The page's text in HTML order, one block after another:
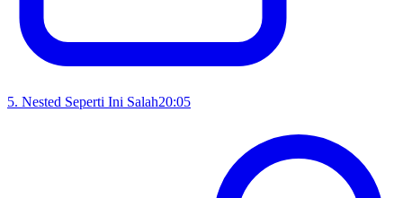
5. Nested Seperti Ini Salah20:05